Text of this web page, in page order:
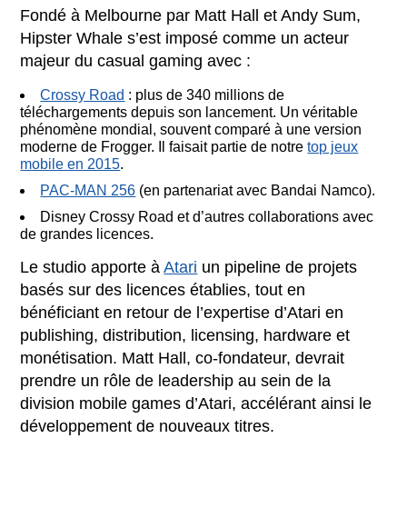
Fondé à Melbourne par Matt Hall et Andy Sum,
Hipster Whale s’est imposé comme un acteur
majeur du casual gaming avec :
Crossy Road : plus de 340 millions de
téléchargements depuis son lancement. Un véritable
phénomène mondial, souvent comparé à une version
moderne de Frogger. Il faisait partie de notretop jeux
mobile en 2015.
PAC-MAN 256 (en partenariat avec Bandai Namco).
Disney Crossy Road et d’autres collaborations avec
de grandes licences.
Le studio apporte àAtari un pipeline de projets
basés sur des licences établies, tout en
bénéficiant en retour de l’expertise d’Atari en
publishing, distribution, licensing, hardware et
monétisation. Matt Hall, co-fondateur, devrait
prendre un rôle de leadership au sein de la
division mobile games d’Atari, accélérant ainsi le
développement de nouveaux titres.